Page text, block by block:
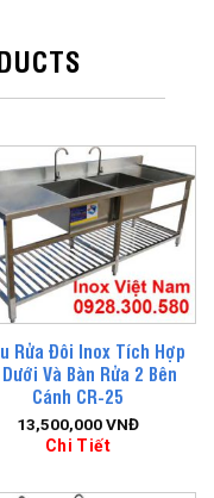
Rửa Đôi Inox Tích Hợp
Và Bàn Rửa 2 Bên
Cánh CR-25
13,500,000VNĐ
Chi Tiết